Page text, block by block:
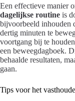
Een effectieve manier
dagelijkse routine is
bijvoorbeeld inhouden
dertig minuten te
voortgang bij te
een beweegdagboek.
behaalde resultaten,
gaan.
Tips voor het